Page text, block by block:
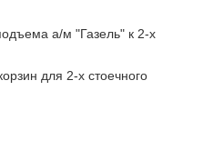
а/м "Газель" к 2-х
для 2-х стоечного